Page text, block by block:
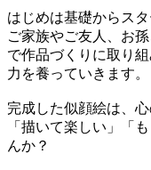
はじめは基礎からス
ご家族やご友人、お
で作品づくりに取り
力を養っていきます。
完成した似顔絵は、
「描いて楽しい」「
んか？